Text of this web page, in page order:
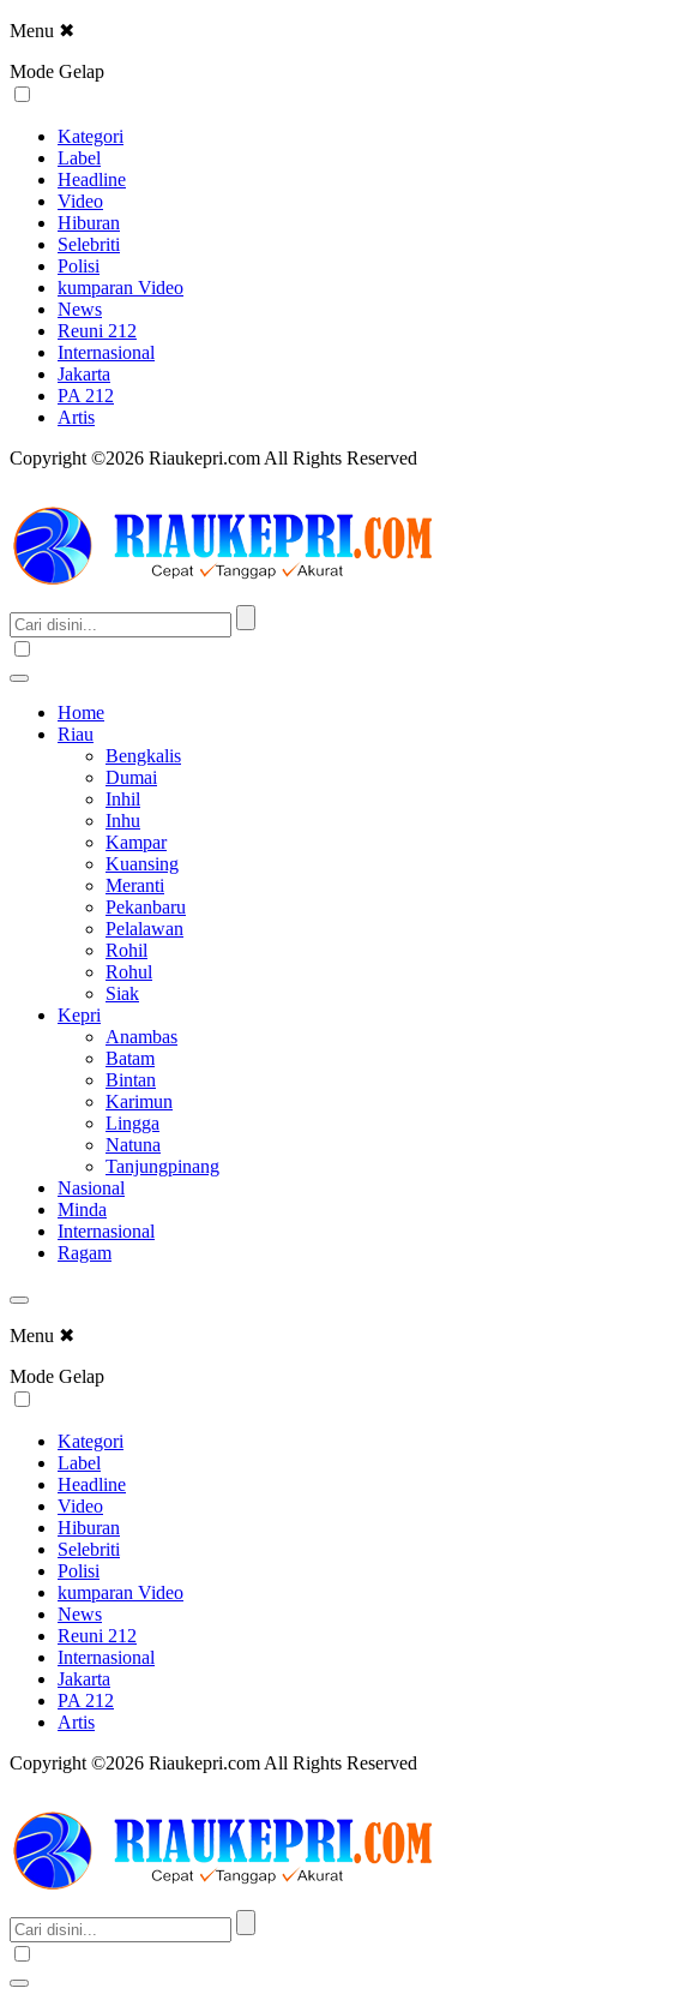
Menu ✖
Mode Gelap
Kategori
Label
Headline
Video
Hiburan
Selebriti
Polisi
kumparan Video
News
Reuni 212
Internasional
Jakarta
PA 212
Artis
Copyright ©2026 Riaukepri.com All Rights Reserved
Home
Riau
Bengkalis
Dumai
Inhil
Inhu
Kampar
Kuansing
Meranti
Pekanbaru
Pelalawan
Rohil
Rohul
Siak
Kepri
Anambas
Batam
Bintan
Karimun
Lingga
Natuna
Tanjungpinang
Nasional
Minda
Internasional
Ragam
Menu ✖
Mode Gelap
Kategori
Label
Headline
Video
Hiburan
Selebriti
Polisi
kumparan Video
News
Reuni 212
Internasional
Jakarta
PA 212
Artis
Copyright ©2026 Riaukepri.com All Rights Reserved